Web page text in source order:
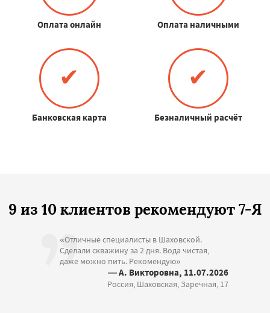
Оплата онлайн Оплата наличными
✔
Банковская карта
✔
Безналичный расчёт
9 из 10 клиентов рекомендуют 7-Я
«Отличные специалисты в Шаховской.
Сделали скважину за 2 дня. Вода чистая,
даже можно пить. Рекомендую»
— А. Викторовна, 11.07.2026
Россия, Шаховская, Заречная, 17